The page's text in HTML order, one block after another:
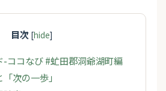
目次 [hide]
-ココなび #虻田郡洞爺湖町編
次の一歩」